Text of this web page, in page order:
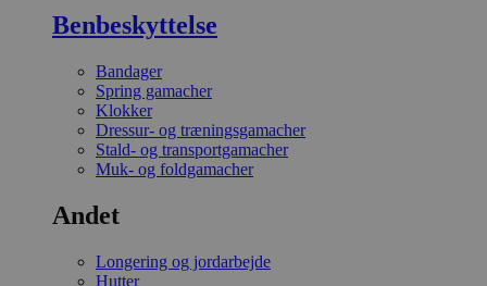
Benbeskyttelse
Bandager
Spring gamacher
Klokker
Dressur- og træningsgamacher
Stald- og transportgamacher
Muk- og foldgamacher
Andet
Longering og jordarbejde
Hutter